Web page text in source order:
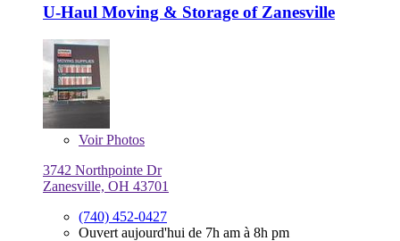
U-Haul Moving & Storage of Zanesville
VoirPhotos
3742 Northpointe Dr
Zanesville, OH 43701
(740) 452-0427
Ouvert aujourd'hui de 7h am à 8h pm